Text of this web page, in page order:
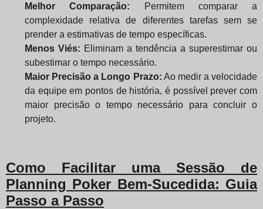
Melhor Comparação: Permitem comparar a
complexidade relativa de diferentes tarefas sem se
prender a estimativas de tempo específicas.
Menos Viés: Eliminam a tendência a superestimar ou
subestimar o tempo necessário.
Maior Precisão a Longo Prazo: Ao medir a velocidade
da equipe em pontos de história, é possível prever com
maior precisão o tempo necessário para concluir o
projeto.
Como Facilitar uma Sessão de
Planning Poker Bem-Sucedida: Guia
Passo a Passo